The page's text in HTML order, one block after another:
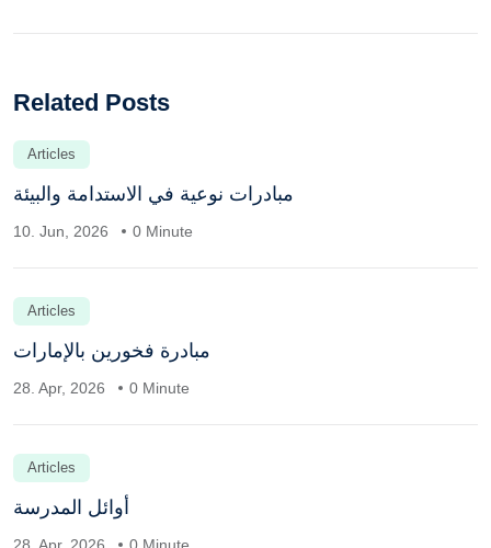
Related Posts
Articles
مبادرات نوعية في الاستدامة والبيئة
10. Jun, 2026 0 Minute
Articles
مبادرة فخورين بالإمارات
28. Apr, 2026 0 Minute
Articles
أوائل المدرسة